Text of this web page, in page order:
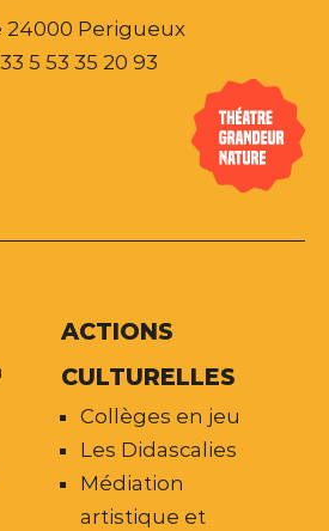
24000 Perigueux
5 53 35 20 93
ACTIONS
CULTURELLES
Collèges en jeu
Les Didascalies
Médiation
artistique et